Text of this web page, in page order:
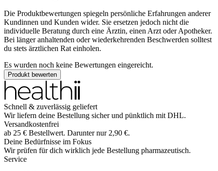
Die Produktbewertungen spiegeln persönliche Erfahrungen anderer
Kundinnen und Kunden wider. Sie ersetzen jedoch nicht die
individuelle Beratung durch eine Ärztin, einen Arzt oder Apotheker.
Bei länger anhaltenden oder wiederkehrenden Beschwerden solltest
du stets ärztlichen Rat einholen.
Es wurden noch keine Bewertungen eingereicht.
Produkt bewerten
Schnell & zuverlässig geliefert
Wir liefern deine Bestellung sicher und pünktlich mit DHL.
Versandkostenfrei
ab 25 € Bestellwert. Darunter nur 2,90 €.
Deine Bedürfnisse im Fokus
Wir prüfen für dich wirklich jede Bestellung pharmazeutisch.
Service